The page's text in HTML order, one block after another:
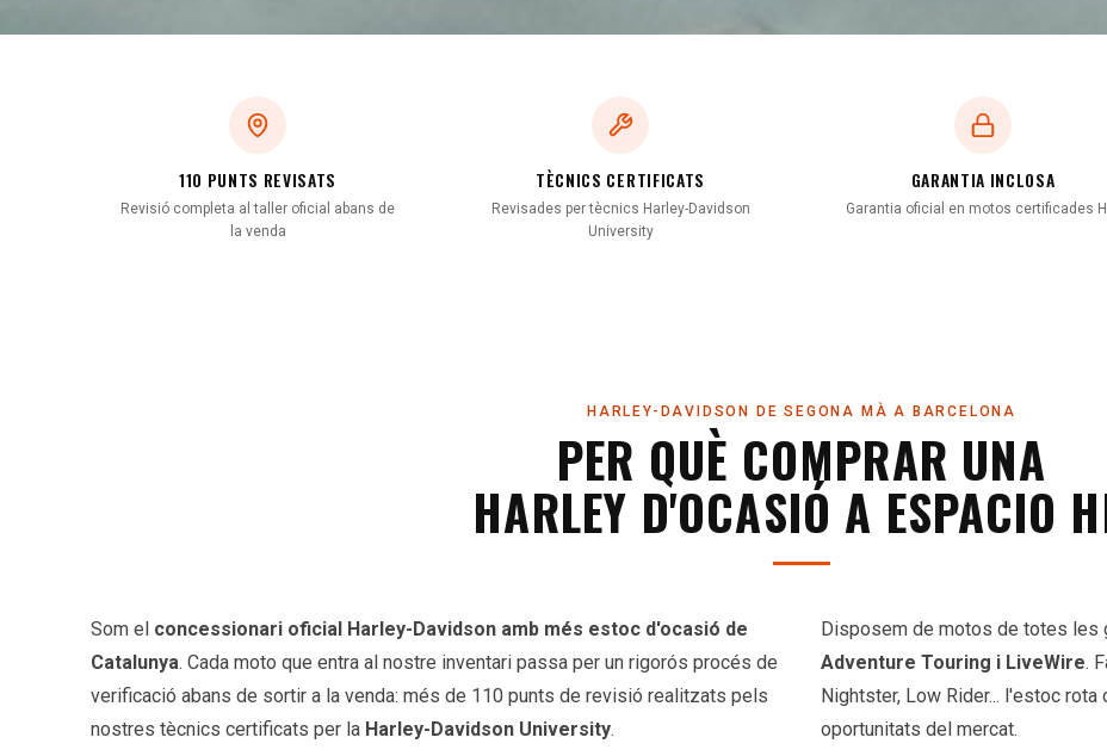
110 PUNTS REVISATS
Revisió completa al taller oficial abans de
la venda
TÈCNICS CERTIFICATS
Revisades per tècnics Harley-Davidson
University
GARANTIA INCLOSA
Garantia oficial en motos certificades
HARLEY-DAVIDSON DE SEGONA MÀ A BARCELONA
PER QUÈ COMPRAR UNA
HARLEY D'OCASIÓ A ESPACIO
Som el concessionari oficial Harley-Davidson amb més estoc d'ocasió de
Catalunya. Cada moto que entra al nostre inventari passa per un rigorós procés de
verificació abans de sortir a la venda: més de 110 punts de revisió realitzats pels
nostres tècnics certificats per la Harley-Davidson University.
Disposem de motos de totes les
Adventure Touring i LiveWire.
Nightster, Low Rider... l'estoc
oportunitats del mercat.